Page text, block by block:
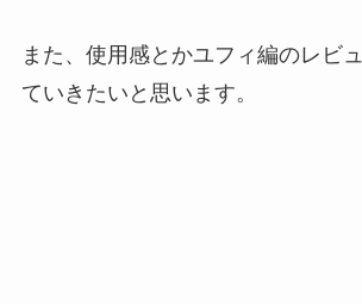
また、使用感とかユフィ編のレビ
ていきたいと思います。